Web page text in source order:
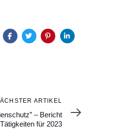
ARTIKEL
– Bericht
für 2023